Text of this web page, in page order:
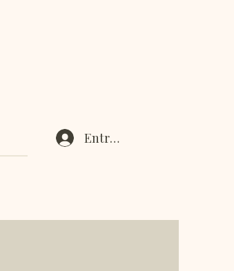
Entrar